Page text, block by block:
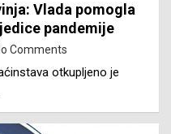
Vlada pomogla
pandemije
Comments
otkupljeno je